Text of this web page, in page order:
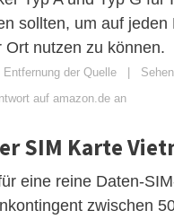
sollten, um auf jeden
Ort nutzen zu können.
der Quelle |
auf amazon.de an
SIM Karte
eine reine Daten-
zwischen